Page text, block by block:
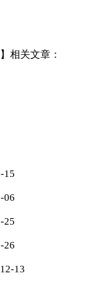
相关文章：
15
06
25
26
12-13